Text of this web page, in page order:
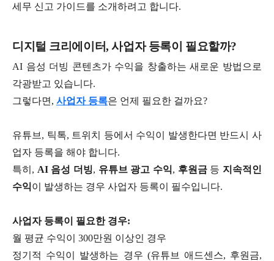
세무 신고 가이드를 소개하려고 합니다.
디지털 크리에이터, 사업자 등록이 필요할까?
AI 음성 더빙 콘텐츠가 수익을 창출하는 새로운 방법으로
각광받고 있습니다.
그렇다면, 사업자 등록은 언제 필요한 걸까요?
유튜브, 틱톡, 트위치 등에서 수익이 발생한다면 반드시 사
업자 등록을 해야 합니다.
특히, AI 음성 더빙, 유튜브 광고 수익, 후원금등 지속적인
수익이 발생하는 경우 사업자 등록이 필수입니다.
사업자 등록이 필요한 경우:
월 평균 수익이 300만원 이상인 경우
정기적 수익이 발생하는 경우 (유튜브 애드센스, 후원금,